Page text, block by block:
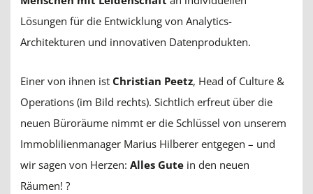
Lösungen für die Entwicklung von Analytics-
Architekturen und innovativen Datenprodukten.
Einer von ihnen ist Christian Peetz, Head of Culture &
Operations (im Bild rechts). Sichtlich erfreut über die
neuen Büroräume nimmt er die Schlüssel von unserem
Immoblilienmanager Marius Hilberer entgegen – und
wir sagen von Herzen: Alles Gute in den neuen
Räumen! ?